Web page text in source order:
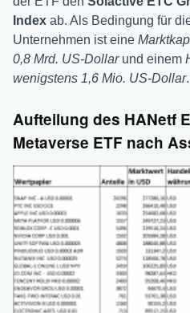
Index ab. Als Bedingung für
Unternehmen ist eine
0,8 Mrd. US-Dollarund einem
wenigstens 1,6 Mio. US-Dollar.
Aufteilung des HANetf
Metaverse ETF nach